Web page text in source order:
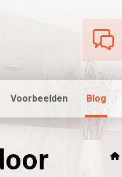
Voorbeelden Blog